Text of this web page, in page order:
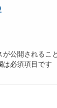
公開されるこ
は必須項目です